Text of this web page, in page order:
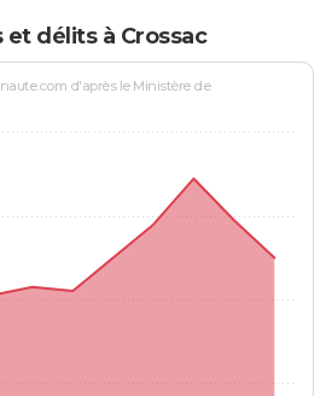
délits à Crossac
d'après le Ministère de